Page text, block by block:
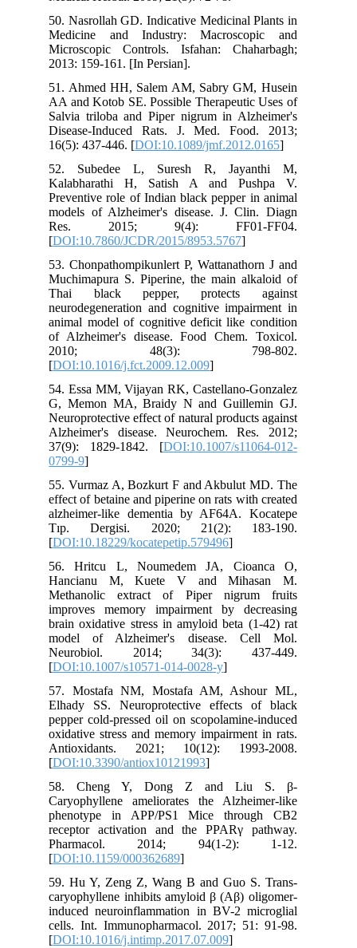
50. Nasrollah GD. Indicative Medicinal Plants in
Medicine and Industry: Macroscopic and
Microscopic Controls. Isfahan: Chaharbagh;
2013: 159-161. [In Persian].
51. Ahmed HH, Salem AM, Sabry GM, Husein
AA and Kotob SE. Possible Therapeutic Uses of
Salvia triloba and Piper nigrum in Alzheimer's
Disease-Induced Rats. J. Med. Food. 2013;
16(5): 437-446. [DOI:10.1089/jmf.2012.0165
52. Subedee L, Suresh R, Jayanthi M,
Kalabharathi H, Satish A and Pushpa V.
Preventive role of Indian black pepper in animal
models of Alzheimer's disease. J. Clin. Diagn
Res. 2015; 9(4): FF01-FF04.
[DOI:10.7860/JCDR/2015/8953.5767
53. Chonpathompikunlert P, Wattanathorn J and
Muchimapura S. Piperine, the main alkaloid of
Thai black pepper, protects against
neurodegeneration and cognitive impairment in
animal model of cognitive deficit like condition
of Alzheimer's disease. Food Chem. Toxicol.
2010; 48(3): 798-802.
[DOI:10.1016/j.fct.2009.12.009
54. Essa MM, Vijayan RK, Castellano-Gonzalez
G, Memon MA, Braidy N and Guillemin GJ.
Neuroprotective effect of natural products against
Alzheimer's disease. Neurochem. Res. 2012;
37(9): 1829-1842. [DOI:10.1007/s11064-012-
0799-9
55. Vurmaz A, Bozkurt F and Akbulut MD. The
effect of betaine and piperine on rats with created
alzheimer-like dementia by AF64A. Kocatepe
Tıp. Dergisi. 2020; 21(2): 183-190.
[DOI:10.18229/kocatepetip.579496
56. Hritcu L, Noumedem JA, Cioanca O,
Hancianu M, Kuete V and Mihasan M.
Methanolic extract of Piper nigrum fruits
improves memory impairment by decreasing
brain oxidative stress in amyloid beta (1-42) rat
model of Alzheimer's disease. Cell Mol.
Neurobiol. 2014; 34(3): 437-449.
[DOI:10.1007/s10571-014-0028-y
57. Mostafa NM, Mostafa AM, Ashour ML,
Elhady SS. Neuroprotective effects of black
pepper cold-pressed oil on scopolamine-induced
oxidative stress and memory impairment in rats.
Antioxidants. 2021; 10(12): 1993-2008.
[DOI:10.3390/antiox10121993
58. Cheng Y, Dong Z and Liu S. β-
Caryophyllene ameliorates the Alzheimer-like
phenotype in APP/PS1 Mice through CB2
receptor activation and the PPARγ pathway.
Pharmacol. 2014; 94(1-2): 1-12.
[DOI:10.1159/000362689
59. Hu Y, Zeng Z, Wang B and Guo S. Trans-
caryophyllene inhibits amyloid β (Aβ) oligomer-
induced neuroinflammation in BV-2 microglial
cells. Int. Immunopharmacol. 2017; 51: 91-98.
[DOI:10.1016/j.intimp.2017.07.009